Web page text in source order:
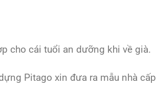
cho cái tuổi an dưỡng khi về già.
Pitago xin đưa ra mẫu nhà